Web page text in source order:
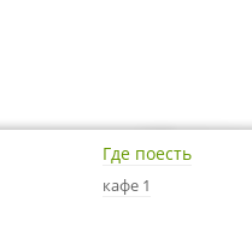
Где поесть
кафе 1